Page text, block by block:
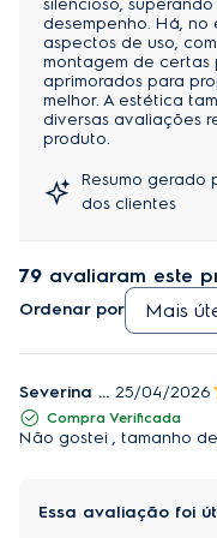
Eficiência energética A
Use seu ventilador com a
A classificação A em todas
Design inovador Electrolux
Mais do que um ventilador,
decoração.
Criado para se integrar ao
inteligente também foi
importa. É o equilíbrio
desempenho. Há,
aspectos de uso,
montagem de certas
aprimorados para
melhor. A estética
diversas avaliações
produto.
Resumo gerado
dos clientes
79 avaliaram este
Ordenar por
Severina M. 25/04/2026
Compra Verificada
Não gostei , tamanho
Essa avaliação foi